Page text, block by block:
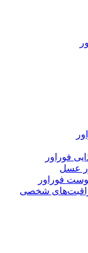
فوراور
عسل
فوراور
شخصی